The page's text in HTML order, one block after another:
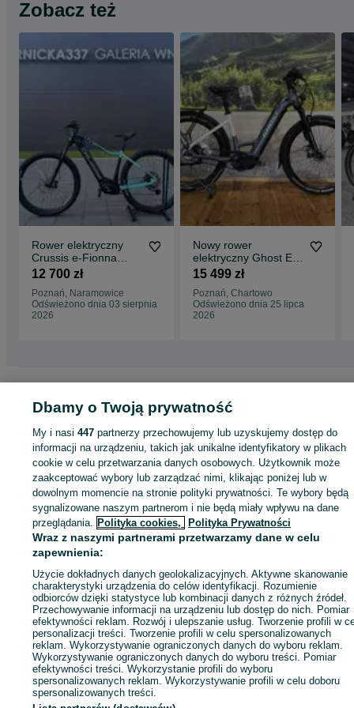
Zobacz też
Rower elektryczny
Crussis e-Fionna
10.9-M (720wh) (18)
12 700 zł
Poznań, Naramowice
Odświeżono dnia 03 sierpnia
2026
Nowy rower
elektryczny Ghost E-
TERU PRO EQ ABS
0%
15 499 zł
Poznań, Chartowo
Odświeżono dnia 25 lipca
2026
elektryczne - Wielkopolskie
Rowery elektryczne - Poznań
- Naramowice
KATEGORIA
ID:1019843915 Wyświetlenia:
Wyślij wiadomość
Dbamy o Twoją prywatność
My i nasi447 partnerzy przechowujemy lub uzyskujemy dostęp do
informacji na urządzeniu, takich jak unikalne identyfikatory w plikach
cookie w celu przetwarzania danych osobowych. Użytkownik może
zaakceptować wybory lub zarządzać nimi, klikając poniżej lub w
dowolnym momencie na stronie polityki prywatności. Te wybory będą
sygnalizowane naszym partnerom i nie będą miały wpływu na dane
przeglądania. Polityka cookies, Polityka Prywatności
Wraz z naszymi partnerami przetwarzamy dane w celu
zapewnienia:
Użycie dokładnych danych geolokalizacyjnych. Aktywne skanowanie
charakterystyki urządzenia do celów identyfikacji. Rozumienie
odbiorców dzięki statystyce lub kombinacji danych z różnych źródeł.
Przechowywanie informacji na urządzeniu lub dostęp do nich. Pomiar
efektywności reklam. Rozwój i ulepszanie usług. Tworzenie profili w
personalizacji treści. Tworzenie profili w celu spersonalizowanych
reklam. Wykorzystywanie ograniczonych danych do wyboru reklam.
Wykorzystywanie ograniczonych danych do wyboru treści. Pomiar
efektywności treści. Wykorzystanie profili do wyboru
spersonalizowanych reklam. Wykorzystywanie profili w celu doboru
spersonalizowanych treści.